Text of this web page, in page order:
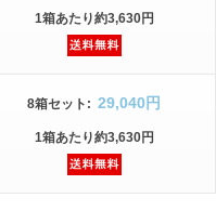
1箱あたり約3,630円
8箱セット : 29,040円
1箱あたり約3,630円